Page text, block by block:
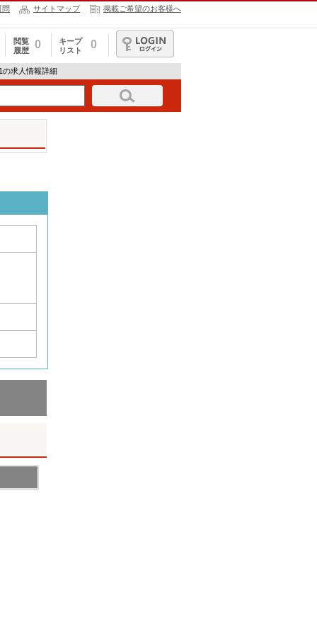
問 サイトマップ 掲載ご希望のお客様へ
閲覧
履歴
0
キープ
リスト
0
ログイン
求人情報詳細